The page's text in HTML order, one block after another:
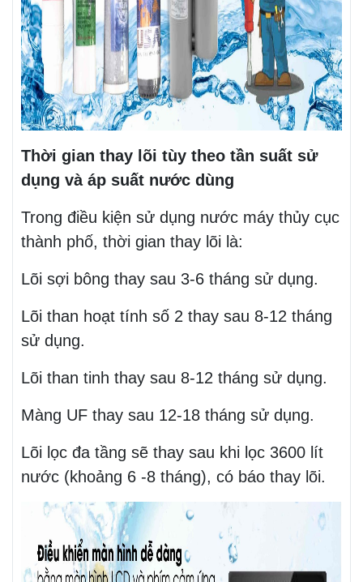
Thời gian thay lõi tùy theo tần suất sử
dụng và áp suất nước dùng
Trong điều kiện sử dụng nước máy thủy cục
thành phố, thời gian thay lõi là:
Lõi sợi bông thay sau 3-6 tháng sử dụng.
Lõi than hoạt tính số 2 thay sau 8-12 tháng
sử dụng.
Lõi than tinh thay sau 8-12 tháng sử dụng.
Màng UF thay sau 12-18 tháng sử dụng.
Lõi lọc đa tầng sẽ thay sau khi lọc 3600 lít
nước (khoảng 6 -8 tháng), có báo thay lõi.